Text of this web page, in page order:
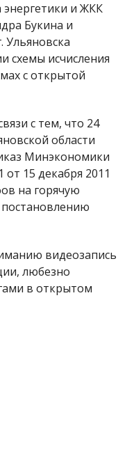
и ЖКК
Букина и
Ульяновска
схемы исчисления
с открытой
с тем, что 24
области
Минэкономики
15 декабря 2011
на горячую
видеозапись
любезно
в открытом